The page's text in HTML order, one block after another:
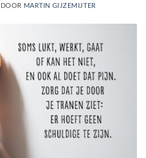
DOOR MARTIN GIJZEMIJTER